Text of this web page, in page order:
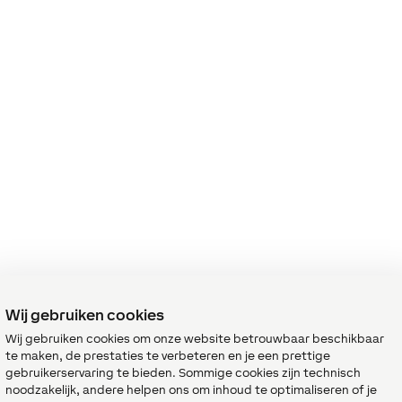
Wij gebruiken cookies
Wij gebruiken cookies om onze website betrouwbaar beschikbaar
te maken, de prestaties te verbeteren en je een prettige
gebruikerservaring te bieden. Sommige cookies zijn technisch
noodzakelijk, andere helpen ons om inhoud te optimaliseren of je